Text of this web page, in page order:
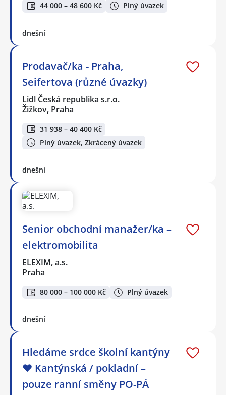
44 000 – 48 600 Kč Plný úvazek
dnešní
Prodavač/ka - Praha,
Seifertova (různé úvazky)
Lidl Česká republika s.r.o.
Žižkov, Praha
31 938 – 40 400 Kč
Plný úvazek, Zkrácený úvazek
dnešní
Senior obchodní manažer/ka –
elektromobilita
ELEXIM, a.s.
Praha
80 000 – 100 000 Kč Plný úvazek
dnešní
Hledáme srdce školní kantýny
❤️ Kantýnská / pokladní –
pouze ranní směny PO-PÁ